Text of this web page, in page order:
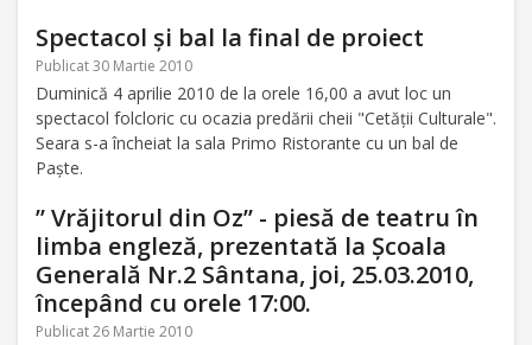
Spectacol şi bal la final de proiect
Publicat 30 Martie 2010
Duminică 4 aprilie 2010 de la orele 16,00 a avut loc un
spectacol folcloric cu ocazia predării cheii "Cetăţii Culturale".
Seara s-a încheiat la sala Primo Ristorante cu un bal de
Paşte.
’’ Vrăjitorul din Oz’’ - piesă de teatru în
limba engleză, prezentată la Şcoala
Generală Nr.2 Sântana, joi, 25.03.2010,
începând cu orele 17:00.
Publicat 26 Martie 2010